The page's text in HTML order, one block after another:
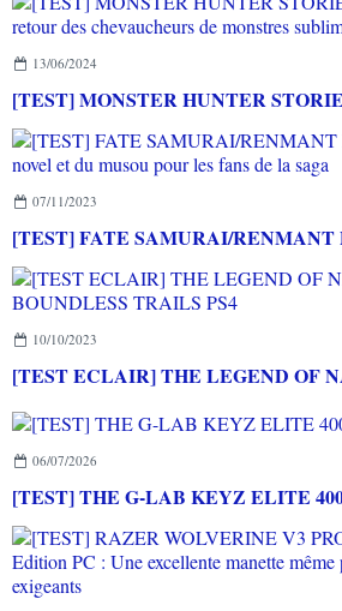
13/06/2024
07/11/2023
10/10/2023
06/07/2026
[TEST] THE G-LAB KEYZ ELITE